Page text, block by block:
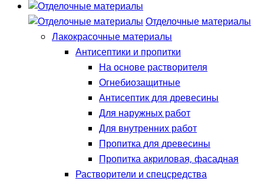
Отделочные материалы
Лакокрасочные материалы
Антисептики и пропитки
На основе растворителя
Огнебиозащитные
Антисептик для древесины
Для наружных работ
Для внутренних работ
Пропитка для древесины
Пропитка акриловая, фасадная
Растворители и спецсредства